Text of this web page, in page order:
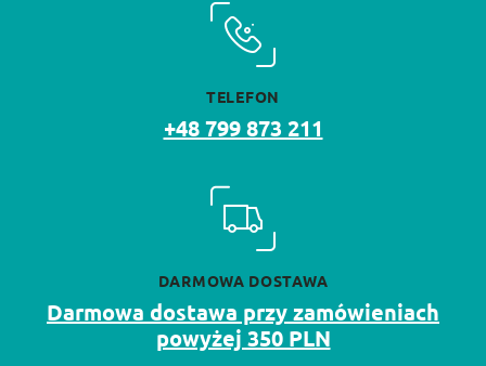
TELEFON
+48 799 873 211
DARMOWA DOSTAWA
Darmowa dostawa przy zamówieniach
powyżej 350 PLN